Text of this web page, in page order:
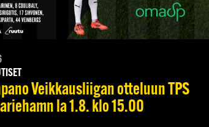
Veikkausliigan otteluun TPS
la 1.8. klo 15.00